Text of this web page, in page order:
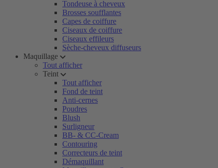
Tondeuse à cheveux
Brosses soufflantes
Capes de coiffure
Ciseaux de coiffure
Ciseaux effileurs
Sèche-cheveux diffuseurs
Maquillage
Tout afficher
Teint
Tout afficher
Fond de teint
Anti-cernes
Poudres
Blush
Surligneur
BB- & CC-Cream
Contouring
Correcteurs de teint
Démaquillant